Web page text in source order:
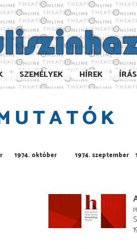
SZEMÉLYEK HÍREK
1974. október 1974. szeptember